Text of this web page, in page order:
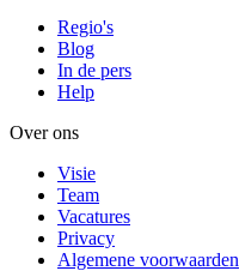
Regio's
Blog
In de pers
Help
Over ons
Visie
Team
Vacatures
Privacy
Algemene voorwaarden